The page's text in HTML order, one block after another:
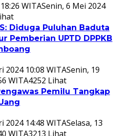
WITASenin, 6 Mei 2024
Diduga Puluhan Baduta
Pemberian UPTD DPPKB
2024 10:08 WITASenin, 19
WITA4252 Lihat
Pemilu Tangkap
2024 14:48 WITASelasa, 13
WITA3213 Lihat